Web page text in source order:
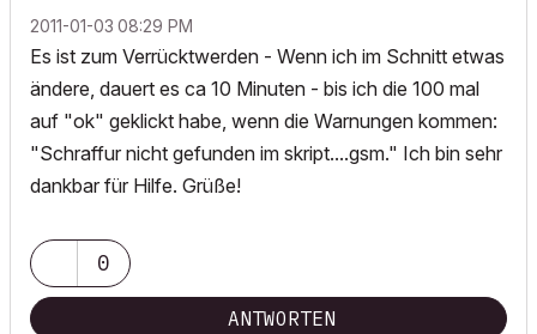
‎2011-01-03 08:29 PM
Es ist zum Verrücktwerden - Wenn ich im Schnitt etwas
ändere, dauert es ca 10 Minuten - bis ich die 100 mal
auf "ok" geklickt habe, wenn die Warnungen kommen:
"Schraffur nicht gefunden im skript....gsm." Ich bin sehr
dankbar für Hilfe. Grüße!
0
ANTWORTEN